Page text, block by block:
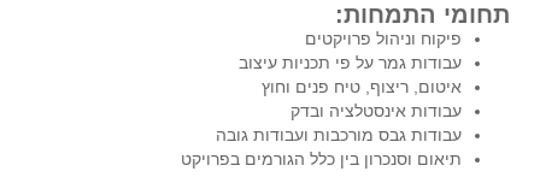
תחומי התמחות:
פיקוח וניהול פרויקטים
עבודות גמר על פי תכניות עיצוב
איטום, ריצוף, טיח פנים וחוץ
עבודות אינסטלציה ובדק
עבודות גבס מורכבות ועבודות גובה
תיאום וסנכרון בין כלל הגורמים בפרויקט